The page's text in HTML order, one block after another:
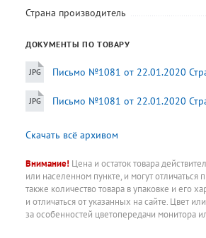
Страна производитель
ДОКУМЕНТЫ ПО ТОВАРУ
Письмо №1081 от 22.01.2020
Письмо №1081 от 22.01.2020
Скачать всё архивом
Внимание! Цена и остаток товара
или населенном пункте, и могут
также количество товара в упаковке и его
и отличаться от указанных на сайте. Цвет
за особенностей цветопередачи монитора